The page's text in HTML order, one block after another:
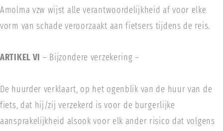
Amolma vzw wijst alle verantwoordelijkheid af voor elke
vorm van schade veroorzaakt aan fietsers tijdens de reis.
ARTIKEL VI – Bijzondere verzekering –
De huurder verklaart, op het ogenblik van de huur van de
fiets, dat hij/zij verzekerd is voor de burgerlijke
aansprakelijkheid alsook voor elk ander risico dat volgens